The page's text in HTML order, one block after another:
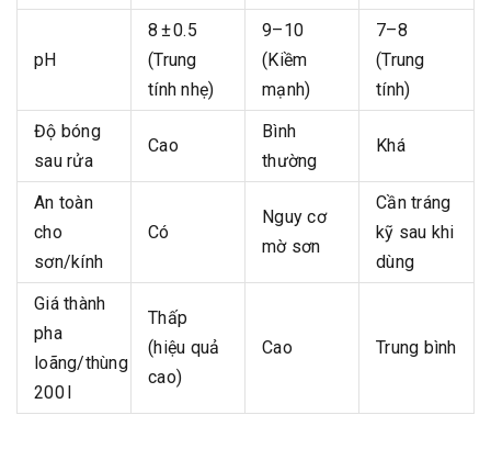
pH
8 ± 0.5
(Trung
tính nhẹ)
9–10
(Kiềm
mạnh)
7–8
(Trung
tính)
Độ bóng
sau rửa
Cao
Bình
thường
Khá
An toàn
cho
sơn/kính
Có
Nguy cơ
mờ sơn
Cần tráng
kỹ sau khi
dùng
Giá thành
pha
loãng/thùng
200 l
Thấp
(hiệu quả
cao)
Cao Trung bình